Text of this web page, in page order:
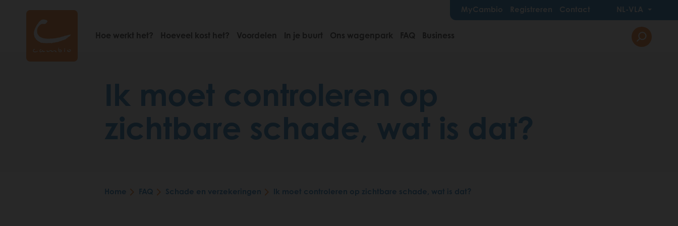
MyCambio Registreren Contact NL-VLA
Ik moet controleren op
zichtbare schade, wat is dat?
Home FAQ Schade en verzekeringen Ik moet controleren op zichtbare schade, wat is dat?